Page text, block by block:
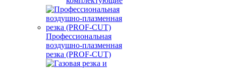
Профессиональная
воздушно-плазменная
резка (PROF-CUT)